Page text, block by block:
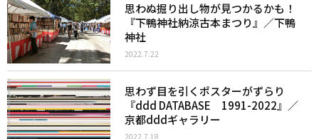
思わぬ掘り出し物が見つかるかも！
『下鴨神社納涼古本まつり』／下鴨
神社
2022.7.22
思わず目を引くポスターがずらり
『ddd DATABASE 1991-2022』／
京都dddギャラリー
2022.7.18